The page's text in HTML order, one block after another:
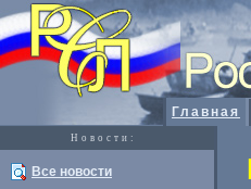
Главная
Новости:
Все новости